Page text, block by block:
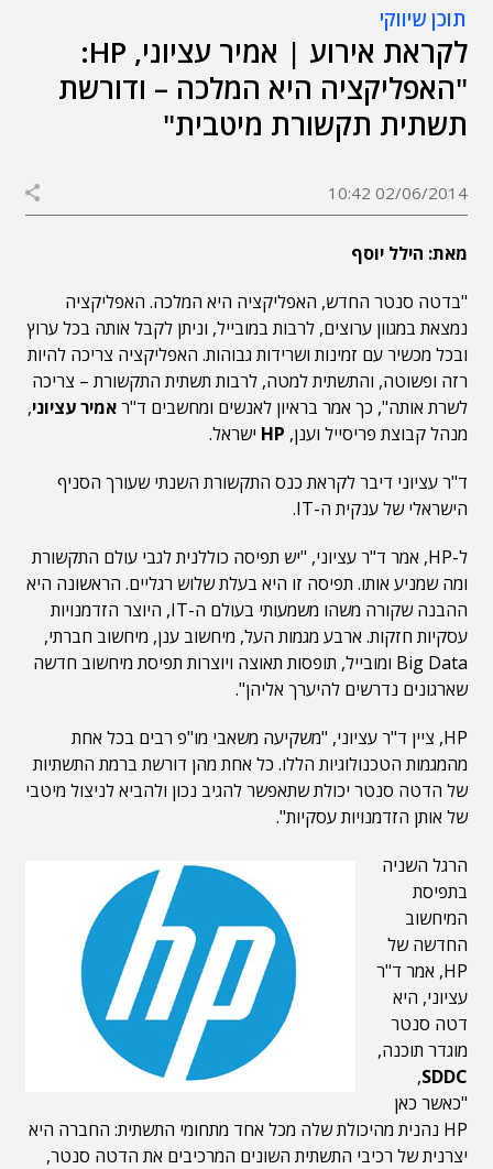
תוכן שיווקי
לקראת אירוע | אמיר עציוני, HP:
"האפליקציה היא המלכה – ודורשת
תשתית תקשורת מיטבית"
02/06/2014 10:42
מאת: הילל יוסף
"בדטה סנטר החדש, האפליקציה היא המלכה. האפליקציה
נמצאת במגוון ערוצים, לרבות במובייל, וניתן לקבל אותה בכל ערוץ
ובכל מכשיר עם זמינות ושרידות גבוהות. האפליקציה צריכה להיות
רזה ופשוטה, והתשתית למטה, לרבות תשתית התקשורת – צריכה
לשרת אותה", כך אמר בראיון לאנשים ומחשבים ד"ראמיר עציוני,
מנהל קבוצת פריסייל וענן, HP ישראל.
ד"ר עציוני דיבר לקראת כנס התקשורת השנתי שעורך הסניף
הישראלי של ענקית ה-IT.
ל-HP, אמר ד"ר עציוני, "יש תפיסה כוללנית לגבי עולם התקשורת
ומה שמניע אותו. תפיסה זו היא בעלת שלוש רגליים. הראשונה היא
ההבנה שקורה משהו משמעותי בעולם ה-IT, היוצר הזדמנויות
עסקיות חזקות. ארבע מגמות העל, מיחשוב ענן, מיחשוב חברתי,
Big Data ומובייל, תופסות תאוצה ויוצרות תפיסת מיחשוב חדשה
שארגונים נדרשים להיערך אליהן".
HP, ציין ד"ר עציוני, "משקיעה משאבי מו"פ רבים בכל אחת
מהמגמות הטכנולוגיות הללו. כל אחת מהן דורשת ברמת התשתיות
של הדטה סנטר יכולת שתאפשר להגיב נכון ולהביא לניצול מיטבי
של אותן הזדמנויות עסקיות".
הרגל השניה
בתפיסת
המיחשוב
החדשה של
HP, אמר ד"ר
עציוני, היא
דטה סנטר
מוגדר תוכנה,
SDDC
,
"כאשר כאן
HP נהנית מהיכולת שלה מכל אחד מתחומי התשתית: החברה היא
יצרנית של רכיבי התשתית השונים המרכיבים את הדטה סנטר,